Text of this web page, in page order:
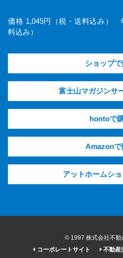
価格 1,045円（税・送料込み）
料込み）
ショップ
富士山マガジンサ
hontoで
Amazonで
アットホームシ
© 1997 株式会社不動
コーポレートサイト
不動産